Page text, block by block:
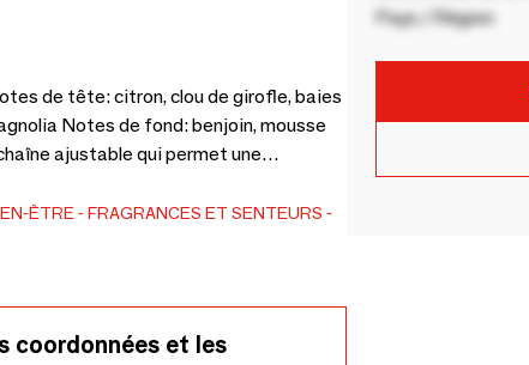
Notes de fond: benjoin, mousse
en plaqué or incrusté de strass.
ÊTRE
FRAGRANCES ET SENTEURS
coordonnées et les
Pays / Région